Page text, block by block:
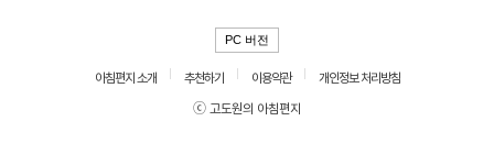
PC 버전
아침편지 소개 추천하기 이용약관
개인정보 처리방침
ⓒ 고도원의 아침편지